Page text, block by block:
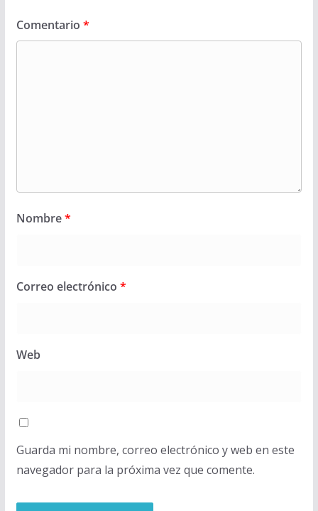
Comentario *
Nombre*
Correo electrónico *
Web
Guarda mi nombre, correo electrónico y web en este
navegador para la próxima vez que comente.